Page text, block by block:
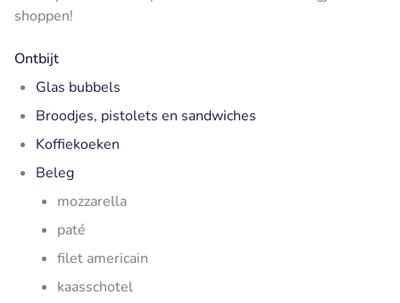
shoppen!
Ontbijt
Glas bubbels
Broodjes, pistolets en sandwiches
Koffiekoeken
Beleg
mozzarella
paté
filet americain
kaasschotel